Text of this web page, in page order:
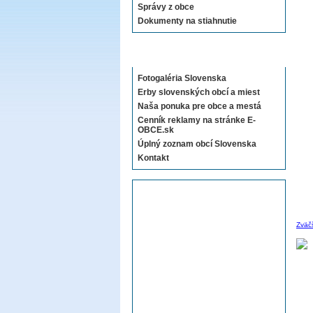
Správy z obce
Dokumenty na stiahnutie
Fotogaléria Slovenska
Erby slovenských obcí a miest
Naša ponuka pre obce a mestá
Cenník reklamy na stránke E-
OBCE.sk
Úplný zoznam obcí Slovenska
Kontakt